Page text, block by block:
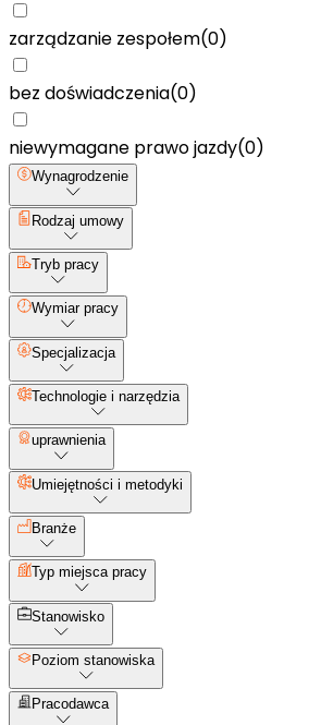
zarządzanie zespołem(0)
bez doświadczenia(0)
niewymagane prawo jazdy(0)
Wynagrodzenie
Rodzaj umowy
Tryb pracy
Wymiar pracy
Specjalizacja
Technologie i narzędzia
uprawnienia
Umiejętności i metodyki
Branże
Typ miejsca pracy
Stanowisko
Poziom stanowiska
Pracodawca